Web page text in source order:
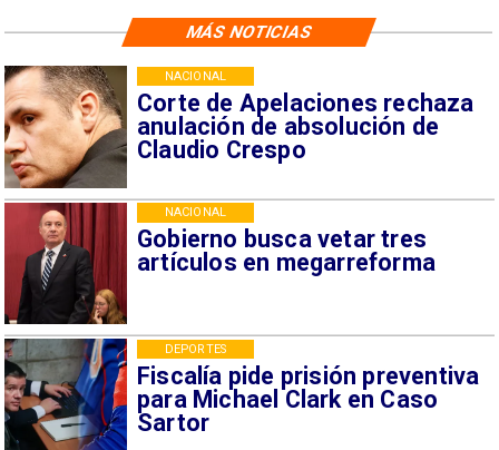
Corte de Apelaciones rechaza
anulación de absolución de
Claudio Crespo
NACIONAL
Gobierno busca vetar tres
artículos en megarreforma
NACIONAL
Fiscalía pide prisión preventiva
para Michael Clark en Caso
Sartor
DEPORTES
MÁS NOTICIAS